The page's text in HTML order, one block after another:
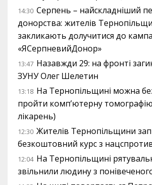
14:30 Серпень – найскладніший
донорства: жителів
закликають долучитися до
«ЯСерпневийДонор»
13:47 Назавжди 29: на фронті
ЗУНУ Олег Шелетин
13:18 На Тернопільщині можна
пройти комп’ютерну
лікарень)
12:30 Жителів Тернопільщини
безкоштовний курс з
12:04 На Тернопільщині
звільнили людину з